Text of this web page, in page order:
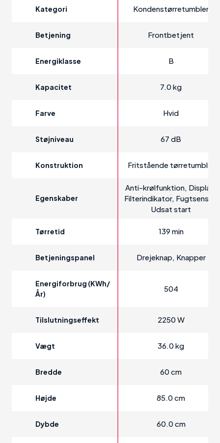
Kategori Kondenstørretumbler
Betjening Frontbetjent
Energiklasse B
Kapacitet 7.0 kg
Farve Hvid
Støjniveau 67 dB
Konstruktion Fritstående tørretumbler
Egenskaber
Anti-krølfunktion, Display,
Filterindikator, Fugtsensor,
Udsat start
Tørretid 139 min
Betjeningspanel Drejeknap, Knapper
Energiforbrug (kWh/
År)
504
Tilslutningseffekt 2250 W
Vægt 36.0 kg
Bredde 60 cm
Højde 85.0 cm
Dybde 60.0 cm